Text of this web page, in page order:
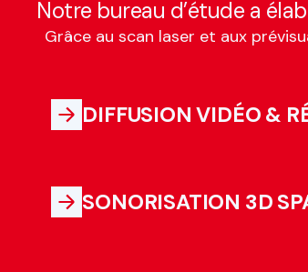
Notre bureau d’étude a
Grâce au scan laser et aux
DIFFUSION VIDÉO &
SONORISATION 3D